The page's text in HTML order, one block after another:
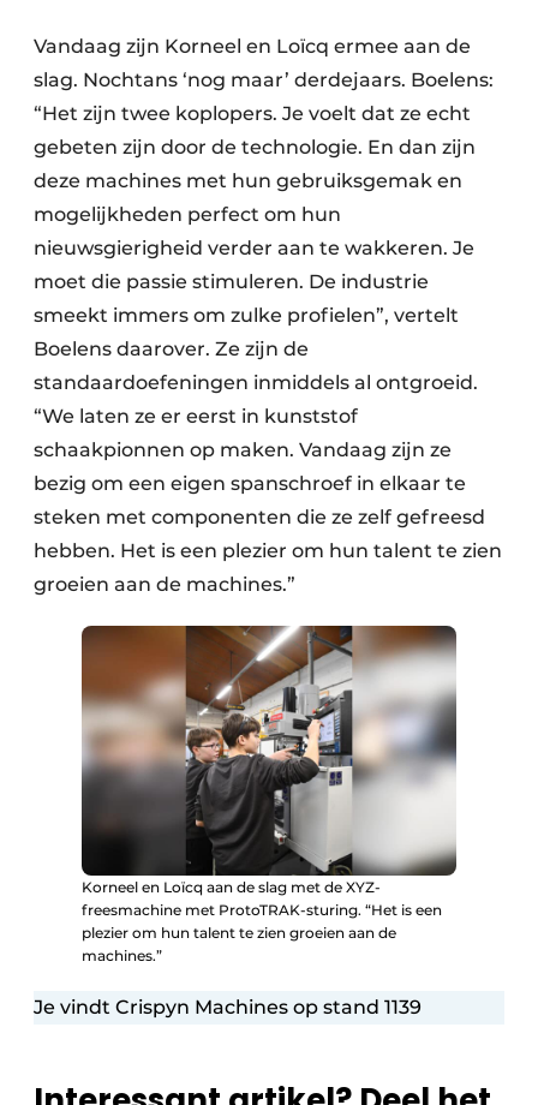
Vandaag zijn Korneel en Loïcq ermee aan de
slag. Nochtans ‘nog maar’ derdejaars. Boelens:
“Het zijn twee koplopers. Je voelt dat ze echt
gebeten zijn door de technologie. En dan zijn
deze machines met hun gebruiksgemak en
mogelijkheden perfect om hun
nieuwsgierigheid verder aan te wakkeren. Je
moet die passie stimuleren. De industrie
smeekt immers om zulke profielen”, vertelt
Boelens daarover. Ze zijn de
standaardoefeningen inmiddels al ontgroeid.
“We laten ze er eerst in kunststof
schaakpionnen op maken. Vandaag zijn ze
bezig om een eigen spanschroef in elkaar te
steken met componenten die ze zelf gefreesd
hebben. Het is een plezier om hun talent te zien
groeien aan de machines.”
Korneel en Loïcq aan de slag met de XYZ-
freesmachine met ProtoTRAK-sturing. “Het is een
plezier om hun talent te zien groeien aan de
machines.”
Je vindt Crispyn Machines op stand 1139